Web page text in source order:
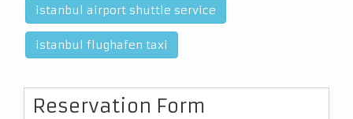
istanbul airport shuttle service
istanbul flughafen taxi
Reservation Form